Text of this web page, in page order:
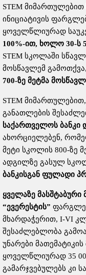
STEM მიმართულებით
ინიციატივის
ყოველწლიურად
100%-ით, ხოლო 30-ს
STEM სკოლაში
მოსწავლემ
700-ზე მეტმა
STEM
განათლების
საქართველოს ბანკი
ახორციელებენ,
მეტი სკოლის 800-ზე
ადგილზე გასულ
ბანკისგან ფულადი
ყველაზე მასშტაბური
“ევერესტის”
მხარდაჭერით, I-VI
შესაძლებლობა
უნარები
ყოველწლიურად 35
გამარჯვებულებს კი